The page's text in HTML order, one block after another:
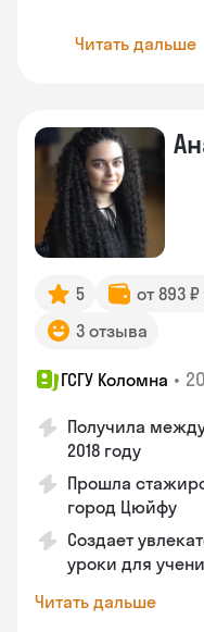
Читать дальше
5 от 893
3 отзыва
ГСГУ Коломна •
Получила
2018 году
Прошла
город Цюйфу
Создает
уроки для
Читать дальше